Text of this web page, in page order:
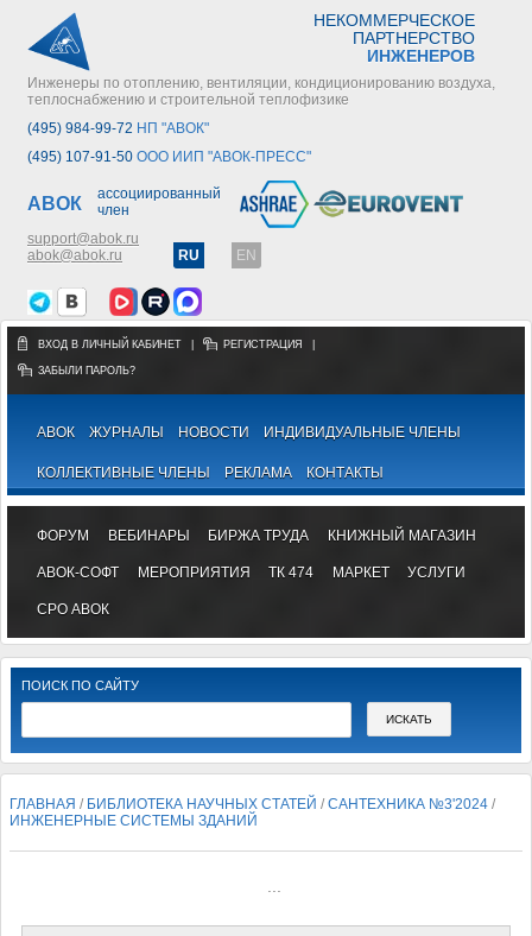
НЕКОММЕРЧЕСКОЕ
ПАРТНЕРСТВО
ИНЖЕНЕРОВ
Инженеры по отоплению, вентиляции, кондиционированию воздуха,
теплоснабжению и строительной теплофизике
(495) 984-99-72 НП "АВОК"
(495) 107-91-50 ООО ИИП "АВОК-ПРЕСС"
АВОК
ассоциированный
член
support@abok.ru
abok@abok.ru
RU EN
ВХОД В ЛИЧНЫЙ КАБИНЕТ РЕГИСТРАЦИЯ
ЗАБЫЛИ ПАРОЛЬ?
АВОК ЖУРНАЛЫ НОВОСТИ ИНДИВИДУАЛЬНЫЕ ЧЛЕНЫ
КОЛЛЕКТИВНЫЕ ЧЛЕНЫ РЕКЛАМА КОНТАКТЫ
ФОРУМ ВЕБИНАРЫ БИРЖА ТРУДА КНИЖНЫЙ МАГАЗИН
АВОК-СОФТ МЕРОПРИЯТИЯ ТК 474 МАРКЕТ УСЛУГИ
СРО АВОК
ПОИСК ПО САЙТУ
ГЛАВНАЯ / БИБЛИОТЕКА НАУЧНЫХ СТАТЕЙ /САНТЕХНИКА №3'2024 /
ИНЖЕНЕРНЫЕ СИСТЕМЫ ЗДАНИЙ